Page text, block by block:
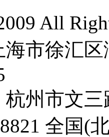
All
海市徐汇
州市文
全国(